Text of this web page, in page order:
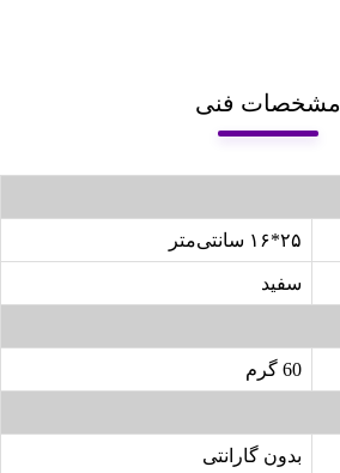
مشخصات فنی
۲۵*۱۶ سانتی‌متر
سفید
60 گرم
بدون گارانتی